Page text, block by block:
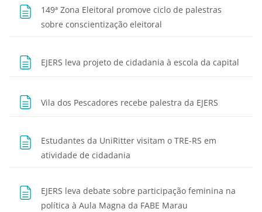
149ª Zona Eleitoral promove ciclo de palestras
sobre conscientização eleitoral
EJERS leva projeto de cidadania à escola da capital
Vila dos Pescadores recebe palestra da EJERS
Estudantes da UniRitter visitam o TRE-RS em
atividade de cidadania
EJERS leva debate sobre participação feminina na
política à Aula Magna da FABE Marau